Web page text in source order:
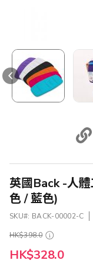
英國Back -人
色 / 藍色)
SKU BACK-00002-C
HK$398.0
HK$328.0